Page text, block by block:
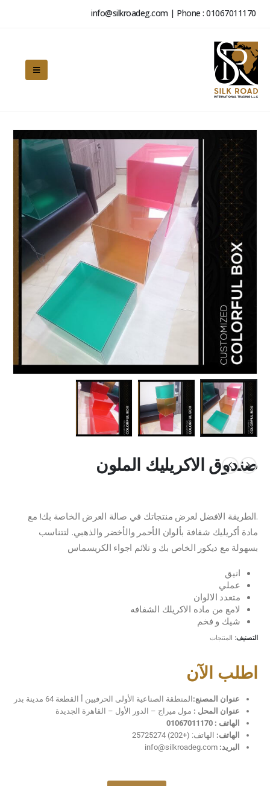
صندوق الاكريليك الملون
.الطريقة الافضل لعرض منتجاتك في صالة العرض الخاصة بك! مع
مادة أكريليك شفافة بألوان الأحمر والأخضر والذهبي. لتتناسب
بسهولة مع ديكور الخاص بك و تلائم اجواء الكريسماس
انيق
عملي
متعدد الالوان
لامع من ماده الاكريلك الشفافه
شيك و فخم
التصنيف: المنتجات
اطلب الآن
عنوان المصنع: المنطقة الصناعية الأولى الحرفيين أ القطعة 64 مدينة بدر
عنوان المحل : مول ميراج – الدور الأول – القاهرة الجديدة
الهاتف : 01067011170
الهاتف: الهاتف: (+202) 25725274
البريد: info@silkroadeg.com